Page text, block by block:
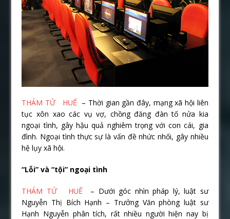
THÁM TỬ HUẾ – Thời gian gần đây, mạng xã hội liên
tục xôn xao các vụ vợ, chồng đăng đàn tố nửa kia
ngoại tình, gây hậu quả nghiêm trọng với con cái, gia
đình. Ngoại tình thực sự là vấn đề nhức nhối, gây nhiều
hệ lụy xã hội.
“Lỗi” và “tội” ngoại tình
THÁM TỬ HUẾ – Dưới góc nhìn pháp lý, luật sư
Nguyễn Thị Bích Hạnh – Trưởng Văn phòng luật sư
Hạnh Nguyễn phân tích, rất nhiều người hiện nay bị